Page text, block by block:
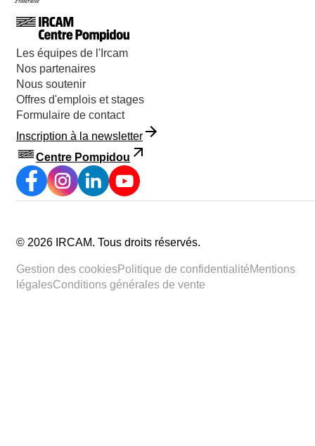
Les équipes de l'Ircam
Nos partenaires
Nous soutenir
Offres d'emplois et stages
Formulaire de contact
Inscription à la newsletter
Centre Pompidou
© 2026 IRCAM. Tous droits réservés.
Gestion des cookiesPolitique de confidentialitéMentions
légalesConditions générales de vente